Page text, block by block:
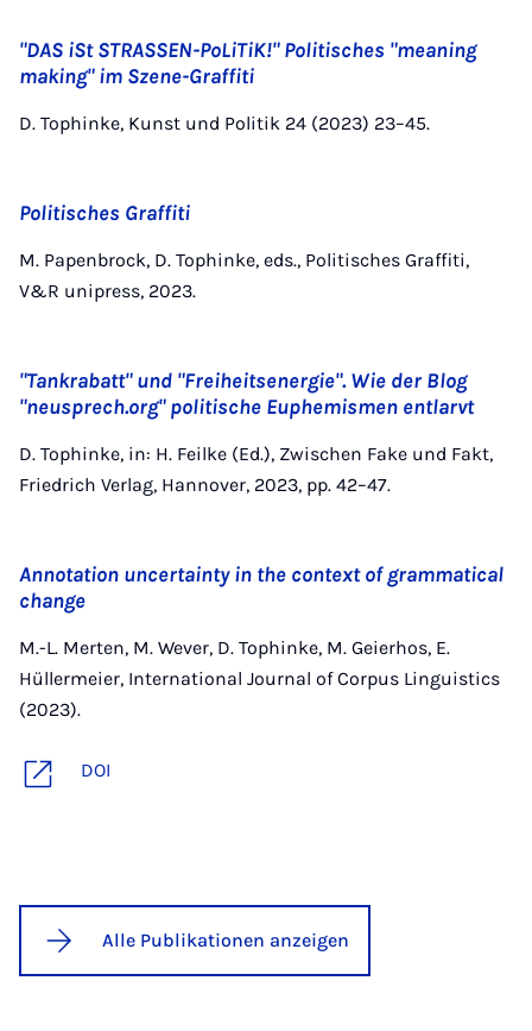
"DAS iSt STRASSEN-PoLiTiK!" Politisches "meaning
making" im Szene-Graffiti
D. Tophinke, Kunst und Politik 24 (2023) 23–45.
Politisches Graffiti
M. Papenbrock, D. Tophinke, eds., Politisches Graffiti,
V&R unipress, 2023.
"Tankrabatt" und "Freiheitsenergie". Wie der Blog
"neusprech.org" politische Euphemismen entlarvt
D. Tophinke, in: H. Feilke (Ed.), Zwischen Fake und Fakt,
Friedrich Verlag, Hannover, 2023, pp. 42–47.
Annotation uncertainty in the context of grammatical
change
M.-L. Merten, M. Wever, D. Tophinke, M. Geierhos, E.
Hüllermeier, International Journal of Corpus Linguistics
(2023).
DOI
Alle Publikationen anzeigen